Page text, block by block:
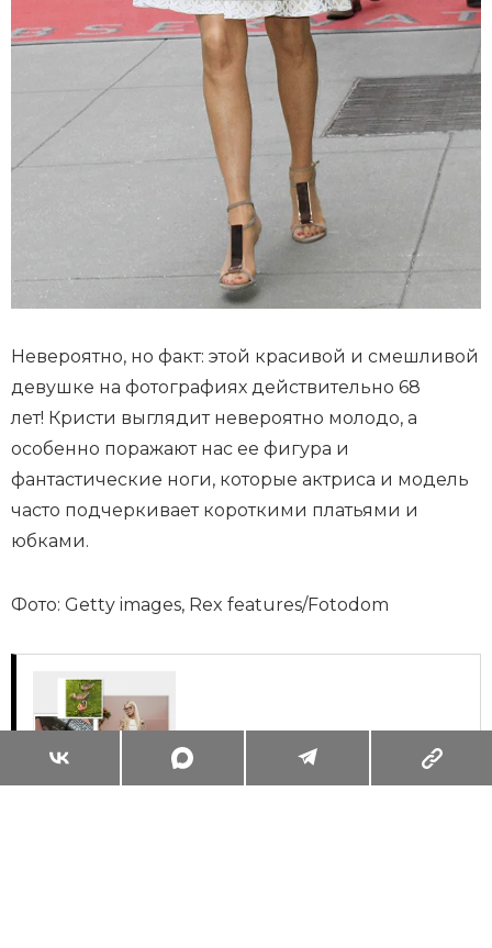
Невероятно, но факт: этой красивой и смешливой
девушке на фотографиях действительно 68
лет! Кристи выглядит невероятно молодо, а
особенно поражают нас ее фигура и
фантастические ноги, которые актриса и модель
часто подчеркивает короткими платьями и
юбками.
Фото: Getty images, Rex features/Fotodom